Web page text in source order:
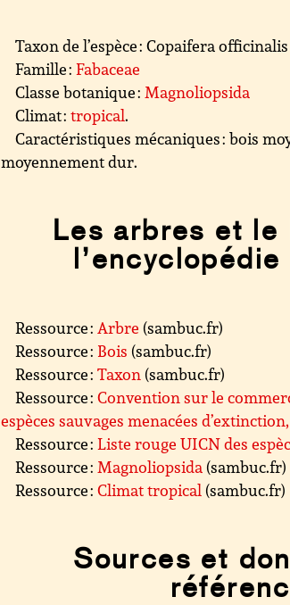
Taxon de l’espèce : Copaifera officinalis
Famille :Fabaceae
Classe botanique : Magnoliopsida
Climat :tropical.
Caractéristiques mécaniques : bois
moyennement dur.
Les arbres et le
l’encyclopédie
Ressource : Arbre (sambuc.fr)
Ressource : Bois (sambuc.fr)
Ressource :Taxon (sambuc.fr)
Ressource :Convention sur le
espèces sauvages menacées
Ressource :Liste rouge UICN des
Ressource : Magnoliopsida (sambuc.fr)
Ressource :Climat tropical (sambuc.fr)
Sources et